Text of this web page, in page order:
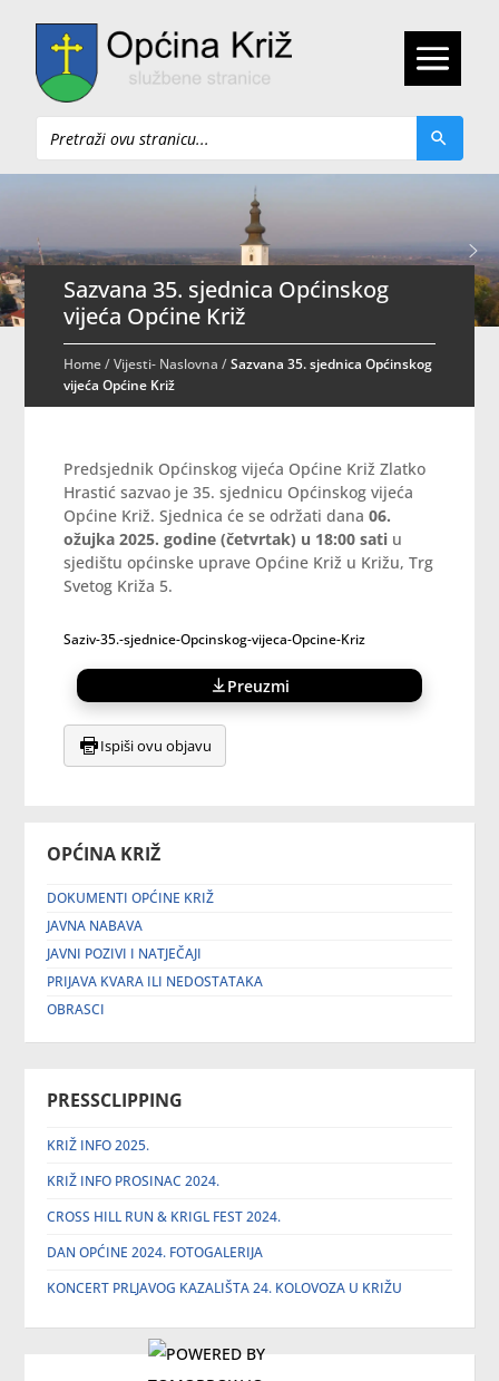
Pretraži
OPĆINA KRIŽ
DOKUMENTI OPĆINE KRIŽ
JAVNA NABAVA
JAVNI POZIVI I NATJEČAJI
PRIJAVA KVARA ILI NEDOSTATAKA
OBRASCI
PRESSCLIPPING
KRIŽ INFO 2025.
KRIŽ INFO PROSINAC 2024.
CROSS HILL RUN & KRIGL FEST 2024.
DAN OPĆINE 2024. FOTOGALERIJA
KONCERT PRLJAVOG KAZALIŠTA 24. KOLOVOZA U KRIŽU
Sazvana 35. sjednica Općinskog
vijeća Općine Križ
Home/Vijesti- Naslovna /Sazvana 35. sjednica Općinskog
vijeća Općine Križ
Predsjednik Općinskog vijeća Općine Križ Zlatko
Hrastić sazvao je 35. sjednicu Općinskog vijeća
Općine Križ. Sjednica će se održati dana06.
ožujka 2025. godine (četvrtak) u 18:00 sati u
sjedištu općinske uprave Općine Križ u Križu, Trg
Svetog Križa 5.
Saziv-35.-sjednice-Opcinskog-vijeca-Opcine-Kriz
Preuzmi
Ispiši ovu objavu